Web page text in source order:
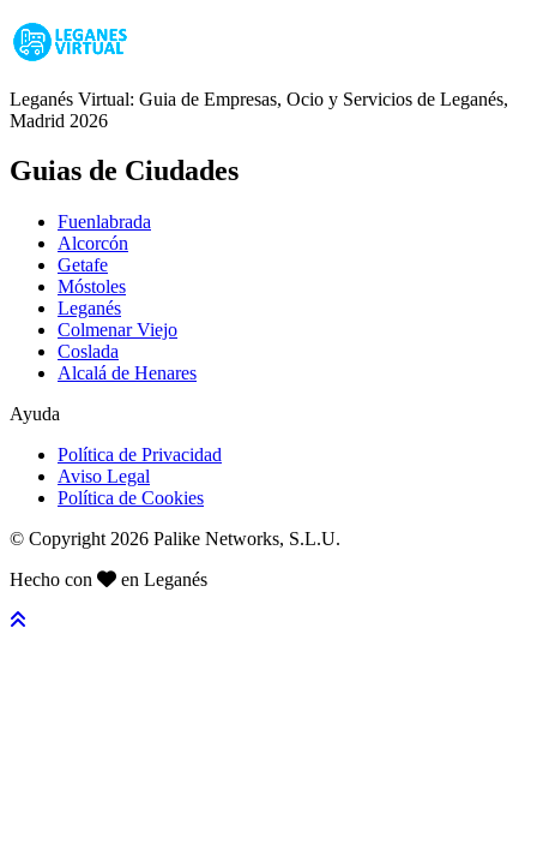
Leganés Virtual: Guia de Empresas, Ocio y Servicios de Leganés,
Madrid 2026
Guias de Ciudades
Fuenlabrada
Alcorcón
Getafe
Móstoles
Leganés
Colmenar Viejo
Coslada
Alcalá de Henares
Ayuda
Política de Privacidad
Aviso Legal
Política de Cookies
© Copyright 2026 Palike Networks, S.L.U.
Hecho con
en Leganés